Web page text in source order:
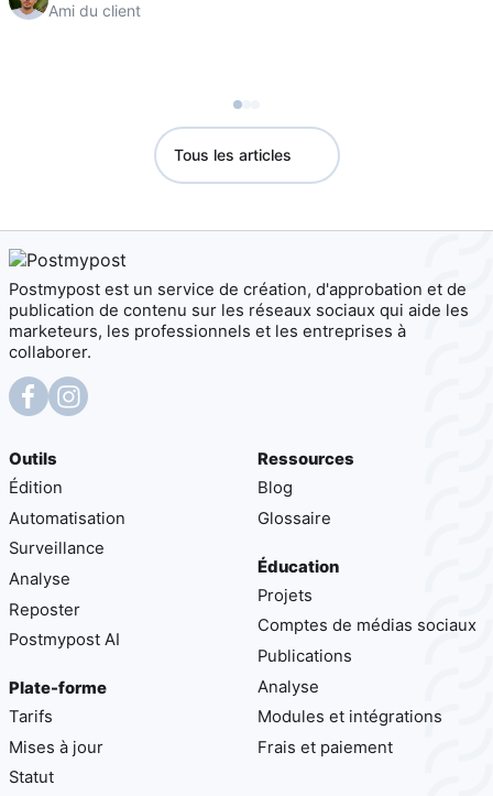
Ami du client
Tous les articles
Postmypost est un service de création, d'approbation et de
publication de contenu sur les réseaux sociaux qui aide les
marketeurs, les professionnels et les entreprises à
collaborer.
Outils
Édition
Automatisation
Surveillance
Analyse
Reposter
Postmypost AI
Plate-forme
Tarifs
Mises à jour
Statut
Ressources
Blog
Glossaire
Éducation
Projets
Comptes de médias sociaux
Publications
Analyse
Modules et intégrations
Frais et paiement